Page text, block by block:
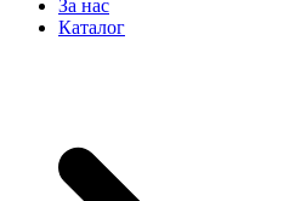
За нас
Каталог